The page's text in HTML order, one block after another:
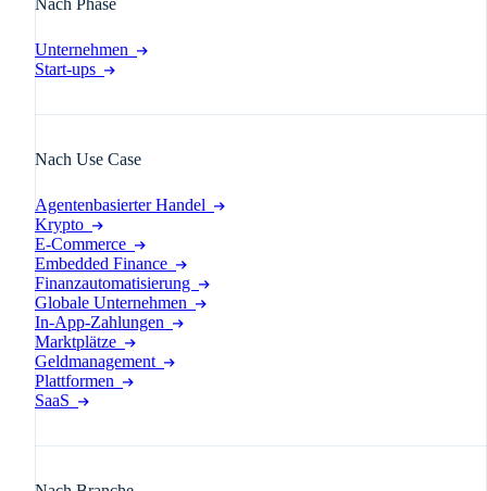
Nach Phase
Unternehmen
Start-ups
Nach Use Case
Agentenbasierter Handel
Krypto
E-Commerce
Embedded Finance
Finanzautomatisierung
Globale Unternehmen
In-App-Zahlungen
Marktplätze
Geldmanagement
Plattformen
SaaS